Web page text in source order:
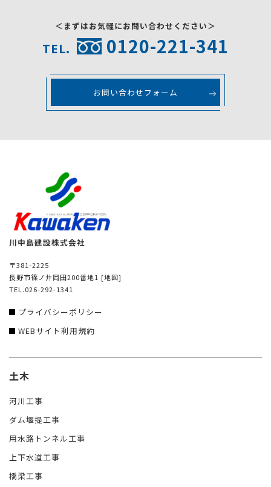
＜まずはお気軽にお問い合わせください＞
TEL. 0120-221-341
お問い合わせフォーム
川中島建設株式会社
〒381-2225
長野市篠ノ井岡田200番地1 [地図]
TEL.026-292-1341
プライバシーポリシー
WEBサイト利用規約
土木
河川工事
ダム堰提工事
用水路トンネル工事
上下水道工事
橋梁工事